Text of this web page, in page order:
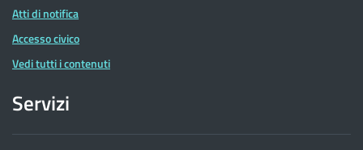
Atti di notifica
Accesso civico
Vedi tutti i contenuti
Servizi